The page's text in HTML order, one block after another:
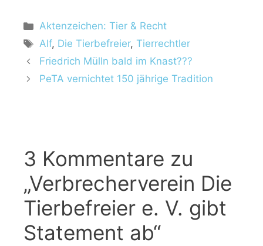
Aktenzeichen: Tier & Recht
Alf, Die Tierbefreier,Tierrechtler
Friedrich Mülln bald im Knast???
PeTA vernichtet 150 jährige Tradition
3 Kommentare zu
„Verbrecherverein Die
Tierbefreier e. V. gibt
Statement ab“